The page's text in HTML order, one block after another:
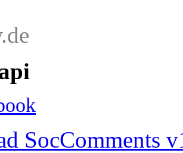
SocComments